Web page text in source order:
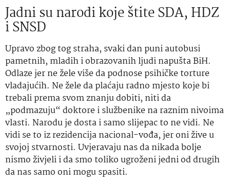
Jadni su narodi koje štite SDA, HDZ
i SNSD
Upravo zbog tog straha, svaki dan puni autobusi
pametnih, mladih i obrazovanih ljudi napušta BiH.
Odlaze jer ne žele više da podnose psihičke torture
vladajućih. Ne žele da plaćaju radno mjesto koje bi
trebali prema svom znanju dobiti, niti da
„podmazuju“ doktore i službenike na raznim nivoima
vlasti. Narodu je dosta i samo slijepac to ne vidi. Ne
vidi se to iz rezidencija nacional-vođa, jer oni žive u
svojoj stvarnosti. Uvjeravaju nas da nikada bolje
nismo živjeli i da smo toliko ugroženi jedni od drugih
da nas samo oni mogu spasiti.